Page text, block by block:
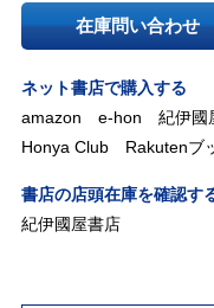
在庫問い合わせ
ネット書店で購入する
amazon
e-hon 紀伊國
Honya Club
Rakutenブ
書店の店頭在庫を確認す
紀伊國屋書店